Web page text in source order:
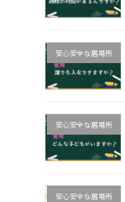
安心安全な居場所
安心安全な居場所
安心安全な居場所